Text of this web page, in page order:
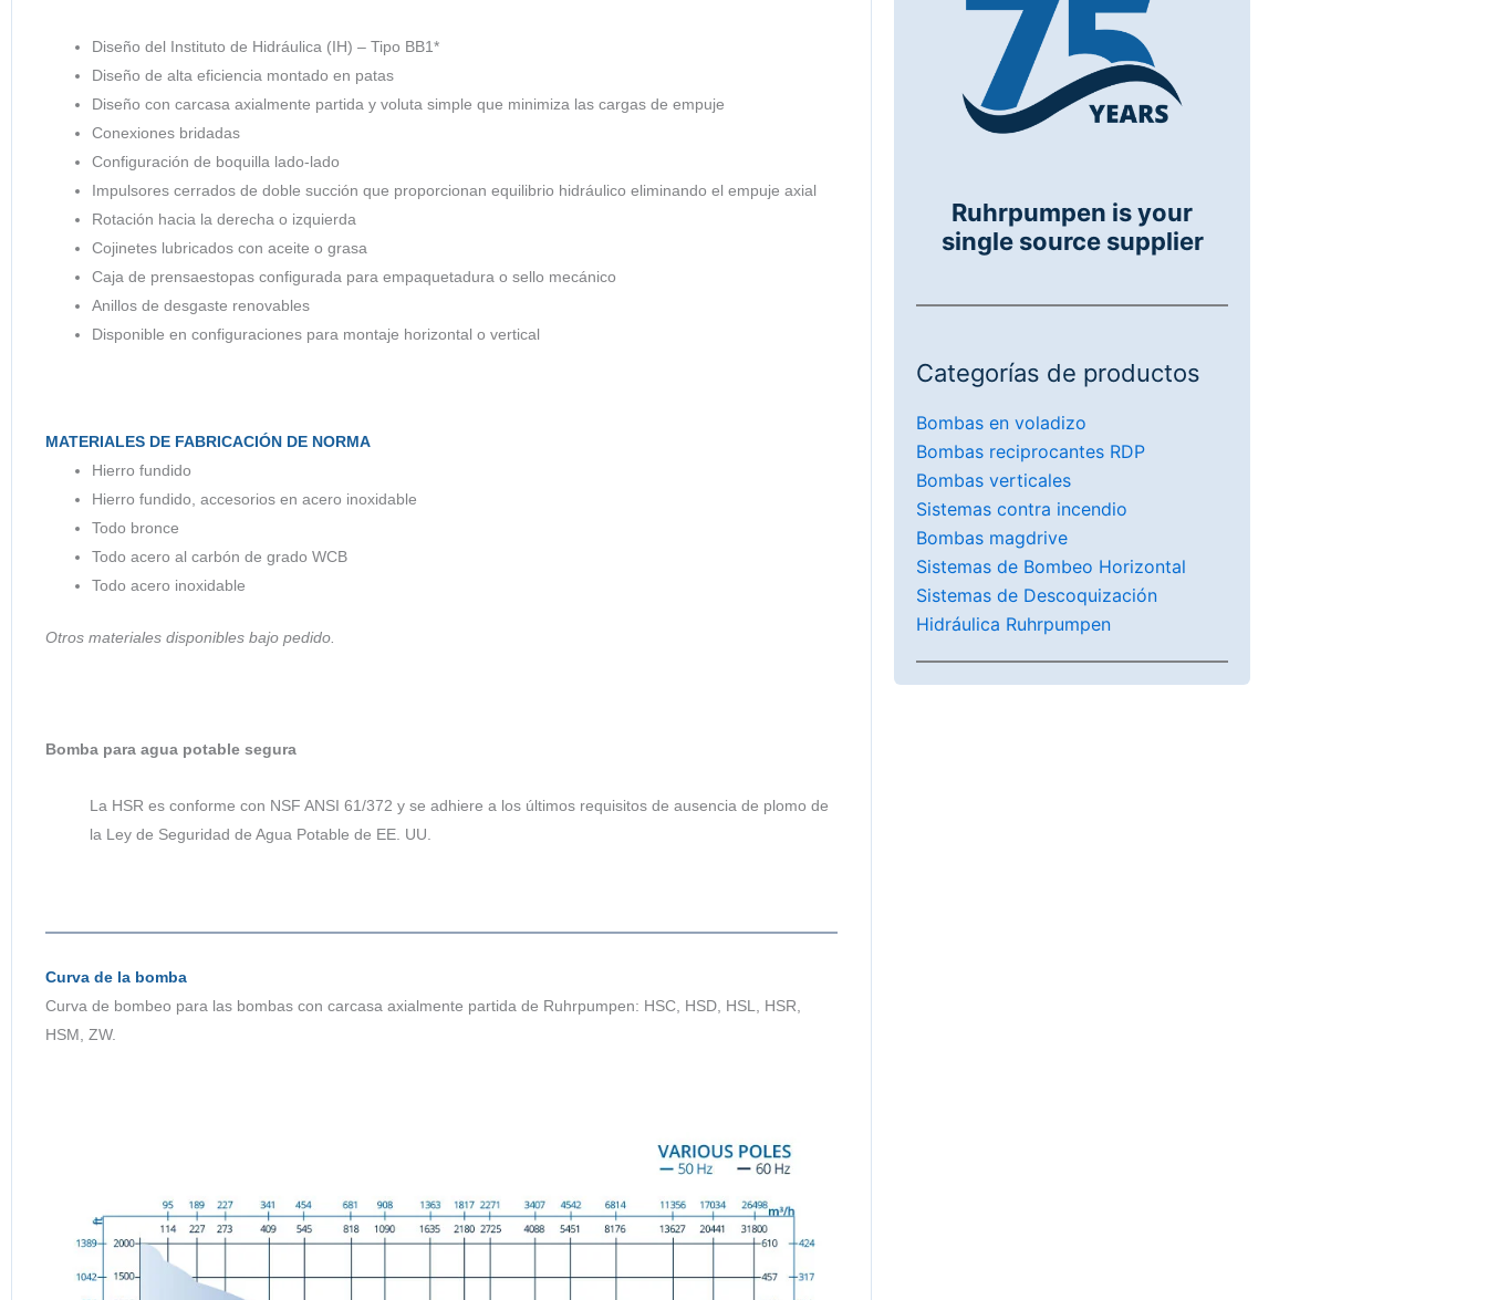
Diseño del Instituto de Hidráulica (IH) – Tipo BB1*
Diseño de alta eficiencia montado en patas
Diseño con carcasa axialmente partida y voluta simple que minimiza las cargas de empuje
Conexiones bridadas
Configuración de boquilla lado-lado
Impulsores cerrados de doble succión que proporcionan equilibrio hidráulico eliminando el empuje axial
Rotación hacia la derecha o izquierda
Cojinetes lubricados con aceite o grasa
Caja de prensaestopas configurada para empaquetadura o sello mecánico
Anillos de desgaste renovables
Disponible en configuraciones para montaje horizontal o vertical
MATERIALES DE FABRICACIÓN DE NORMA
Hierro fundido
Hierro fundido, accesorios en acero inoxidable
Todo bronce
Todo acero al carbón de grado WCB
Todo acero inoxidable
Otros materiales disponibles bajo pedido.
Bomba para agua potable segura
La HSR es conforme con NSF ANSI 61/372 y se adhiere a los últimos requisitos de ausencia de plomo de
la Ley de Seguridad de Agua Potable de EE. UU.
Curva de la bomba
Curva de bombeo para las bombas con carcasa axialmente partida de Ruhrpumpen: HSC, HSD, HSL, HSR,
HSM, ZW.
Ruhrpumpen is your
single source supplier
Categorías de productos
Bombas en voladizo
Bombas reciprocantes RDP
Bombas verticales
Sistemas contra incendio
Bombas magdrive
Sistemas de Bombeo Horizontal
Sistemas de Descoquización
Hidráulica Ruhrpumpen